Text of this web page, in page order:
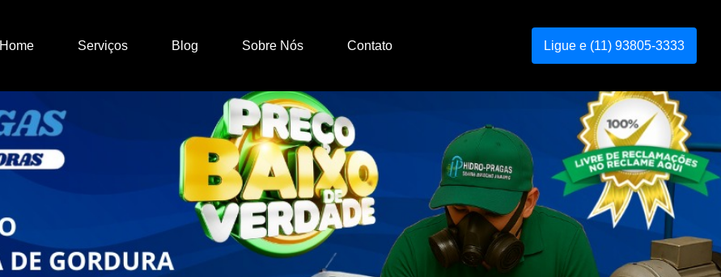
Home Serviços Blog Sobre Nós Contato Ligue e (11) 93805-3333